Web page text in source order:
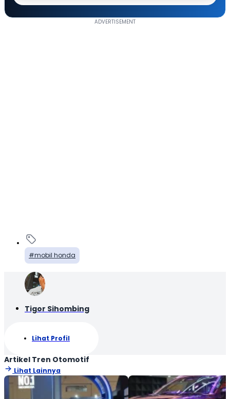
mobil honda
Tigor Sihombing
Lihat Profil
Artikel Tren Otomotif
Lihat Lainnya